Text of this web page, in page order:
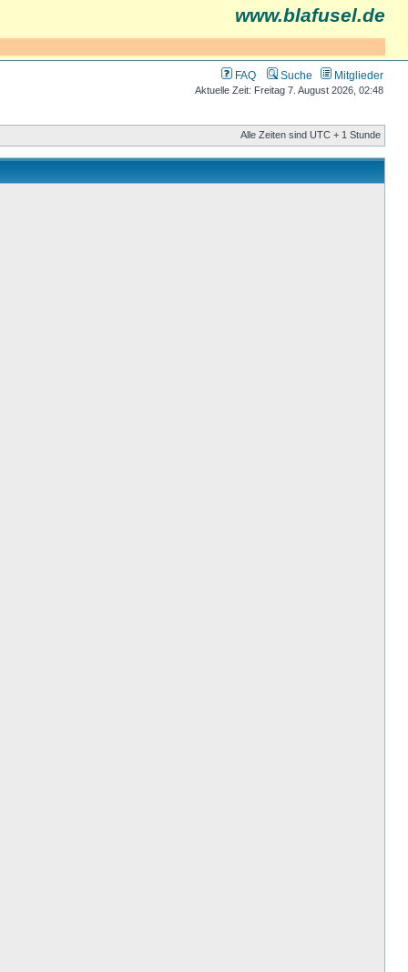
www.blafusel.de
FAQ Suche Mitglieder
Aktuelle Zeit: Freitag 7. August 2026, 02:48
Alle Zeiten sind UTC + 1 Stunde